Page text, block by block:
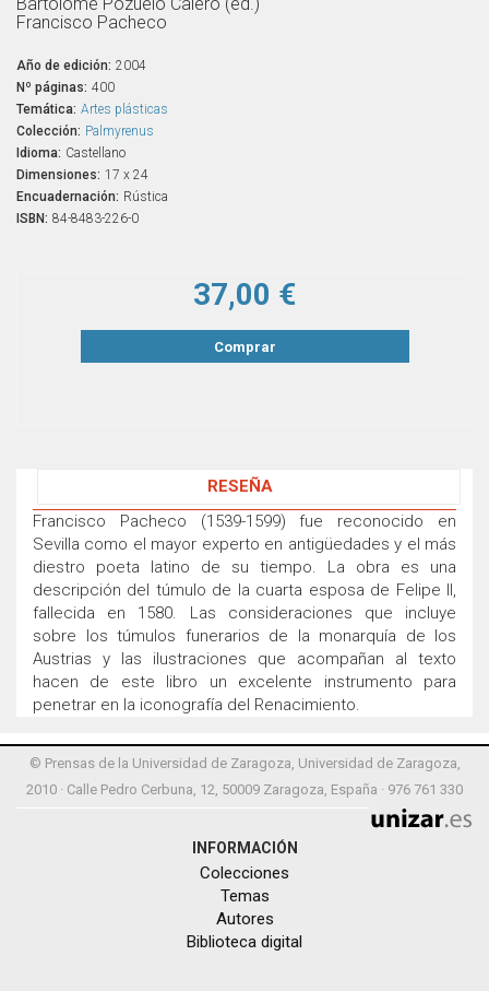
Bartolomé Pozuelo Calero (ed.)
Francisco Pacheco
Año de edición: 2004
Nº páginas: 400
Temática: Artes plásticas
Colección: Palmyrenus
Idioma: Castellano
Dimensiones: 17 x 24
Encuadernación: Rústica
ISBN: 84-8483-226-0
37,00 €
Comprar
RESEÑA
Francisco Pacheco (1539-1599) fue reconocido en
Sevilla como el mayor experto en antigüedades y el más
diestro poeta latino de su tiempo. La obra es una
descripción del túmulo de la cuarta esposa de Felipe II,
fallecida en 1580. Las consideraciones que incluye
sobre los túmulos funerarios de la monarquía de los
Austrias y las ilustraciones que acompañan al texto
hacen de este libro un excelente instrumento para
penetrar en la iconografía del Renacimiento.
© Prensas de la Universidad de Zaragoza, Universidad de Zaragoza,
2010 · Calle Pedro Cerbuna, 12, 50009 Zaragoza, España · 976 761 330
INFORMACIÓN
Colecciones
Temas
Autores
Biblioteca digital